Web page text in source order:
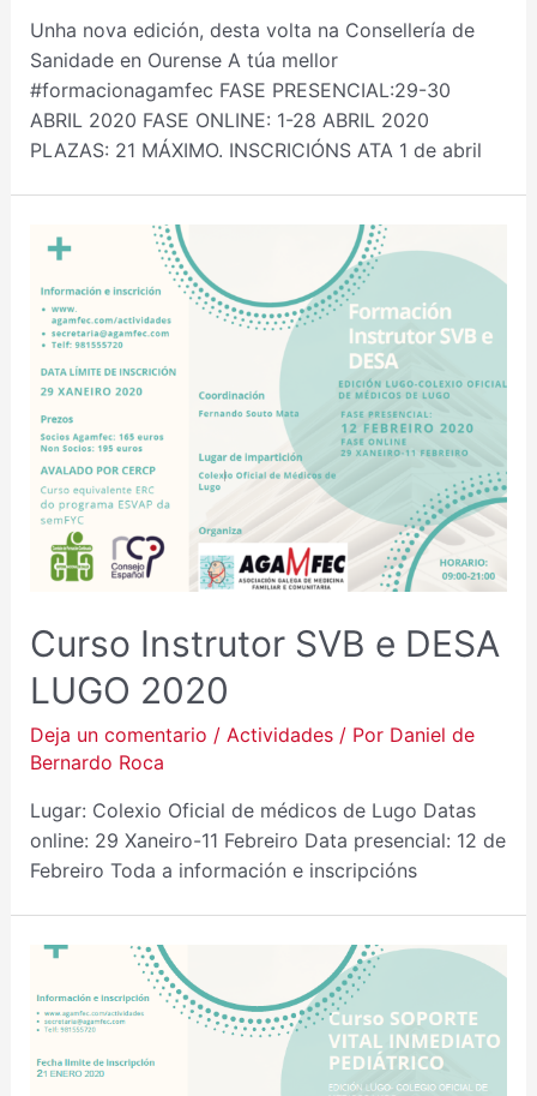
Unha nova edición, desta volta na Consellería de
Sanidade en Ourense A túa mellor
#formacionagamfec FASE PRESENCIAL:29-30
ABRIL 2020 FASE ONLINE: 1-28 ABRIL 2020
PLAZAS: 21 MÁXIMO. INSCRICIÓNS ATA 1 de abril
Curso Instrutor SVB e DESA
LUGO 2020
Deja un comentario / Actividades/ Por Daniel de
Bernardo Roca
Lugar: Colexio Oficial de médicos de Lugo Datas
online: 29 Xaneiro-11 Febreiro Data presencial: 12 de
Febreiro Toda a información e inscripcións